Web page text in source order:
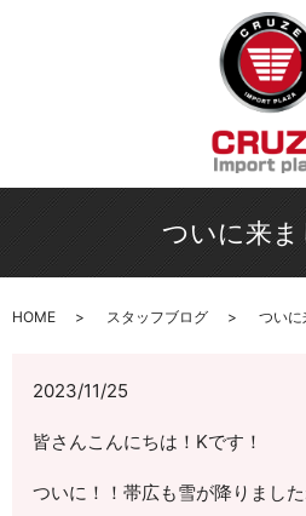
ついに来ま
HOME スタッフブログ ついに
2023/11/25
皆さんこんにちは！Kです！
ついに！！帯広も雪が降りまし